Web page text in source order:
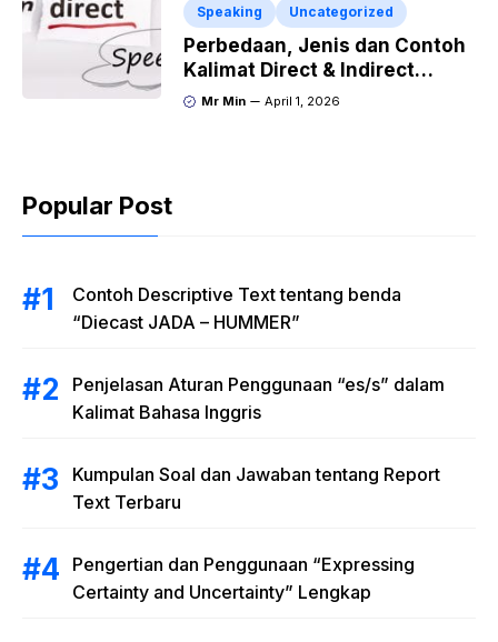
Speaking
Uncategorized
Perbedaan, Jenis dan Contoh
Kalimat Direct & Indirect
Speech
Mr Min April 1, 2026
Popular Post
Contoh Descriptive Text tentang benda
“Diecast JADA – HUMMER”
Penjelasan Aturan Penggunaan “es/s” dalam
Kalimat Bahasa Inggris
Kumpulan Soal dan Jawaban tentang Report
Text Terbaru
Pengertian dan Penggunaan “Expressing
Certainty and Uncertainty” Lengkap